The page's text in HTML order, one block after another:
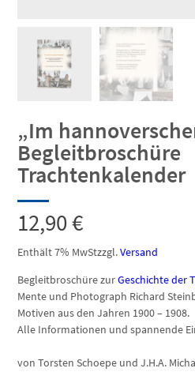
„Im
Begleitbroschüre
Trachtenkalender
12,90€
Enthält 7% MwStzzgl.Versand
Begleitbroschüre zurGeschichte der
Mente und Photograph Richard
Motiven aus den Jahren 1900 – 1908.
Alle Informationen und spannende
von Torsten Schoepe und J.H.A.